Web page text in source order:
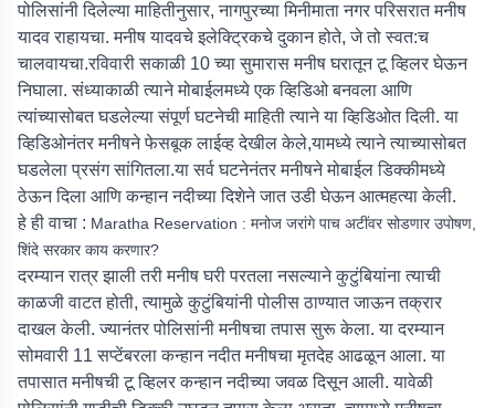
पोलिसांनी दिलेल्या माहितीनुसार, नागपुरच्या मिनीमाता नगर परिसरात मनीष
यादव राहायचा. मनीष यादवचे इलेक्ट्रिकचे दुकान होते, जे तो स्वत:च
चालवायचा.रविवारी सकाळी 10 च्या सुमारास मनीष घरातून टू व्हिलर घेऊन
निघाला. संध्याकाळी त्याने मोबाईलमध्ये एक व्हिडिओ बनवला आणि
त्यांच्यासोबत घडलेल्या संपूर्ण घटनेची माहिती त्याने या व्हिडिओत दिली. या
व्हिडिओनंतर मनीषने फेसबूक लाईव्ह देखील केले,यामध्ये त्याने त्याच्यासोबत
घडलेला प्रसंग सांगितला.या सर्व घटनेनंतर मनीषने मोबाईल डिक्कीमध्ये
ठेऊन दिला आणि कन्हान नदीच्या दिशेने जात उडी घेऊन आत्महत्या केली.
हे ही वाचा : Maratha Reservation : मनोज जरांगे पाच अटींवर सोडणार उपोषण,
शिंदे सरकार काय करणार?
दरम्यान रात्र झाली तरी मनीष घरी परतला नसल्याने कुटुंबियांना त्याची
काळजी वाटत होती, त्यामुळे कुटुंबियांनी पोलीस ठाण्यात जाऊन तक्रार
दाखल केली. ज्यानंतर पोलिसांनी मनीषचा तपास सुरू केला. या दरम्यान
सोमवारी 11 सप्टेंबरला कन्हान नदीत मनीषचा मृतदेह आढळून आला. या
तपासात मनीषची टू व्हिलर कन्हान नदीच्या जवळ दिसून आली. यावेळी